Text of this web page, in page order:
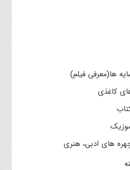
ها(معرفی فیلم)
کاغذی
های ادبی، هنری